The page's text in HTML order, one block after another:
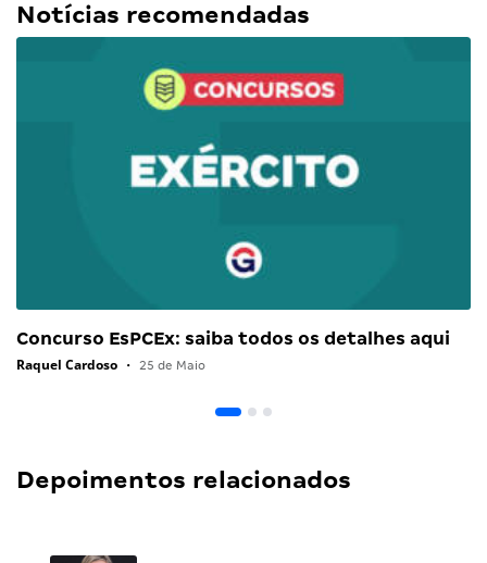
Notícias recomendadas
Concurso EsPCEx: saiba todos os detalhes aqui
Raquel Cardoso • 25 de Maio
Depoimentos relacionados